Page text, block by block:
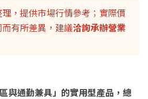
，提供市場行情參考；實際價
有所差異，建議洽詢承辦營業
與通勤兼具」的實用型產品，總